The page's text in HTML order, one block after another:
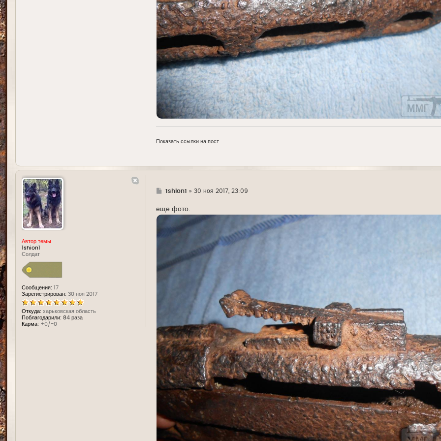
Показать ссылки на пост
Автор темы
1shion1
Солдат
Сообщения: 17
Зарегистрирован: 30 ноя 2017
Откуда: харьковская область
Поблагодарили: 84 раза
Карма: +0/-0
Г1shion1 » 30 ноя 2017, 23:09
еще фото.